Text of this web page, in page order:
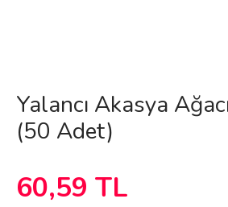
Yalancı Akasya
(50 Adet)
60,59 TL